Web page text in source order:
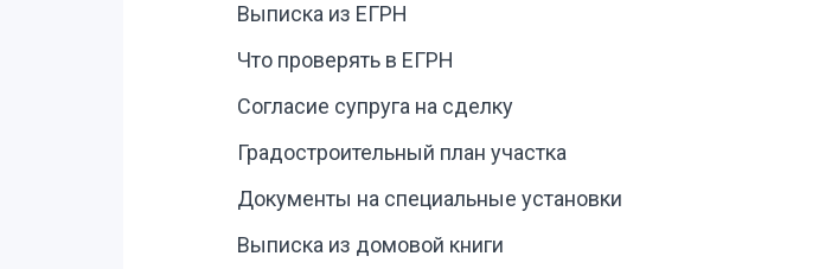
Выписка из ЕГРН
Что проверять в ЕГРН
Согласие супруга на сделку
Градостроительный план участка
Документы на специальные установки
Выписка из домовой книги